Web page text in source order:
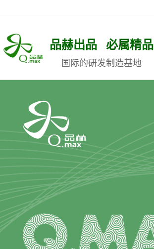
品赫出品 必属精品
国际的研发制造基地